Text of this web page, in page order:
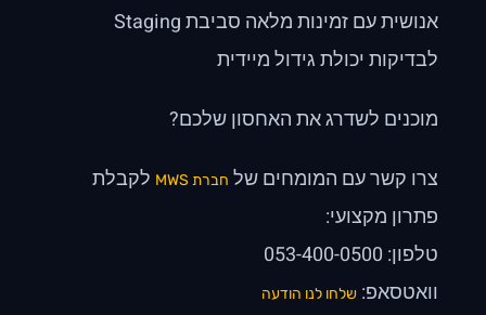
אנושית עם זמינות מלאה סביבת Staging
לבדיקות יכולת גידול מיידית
מוכנים לשדרג את האחסון שלכם?
צרו קשר עם המומחים של חברת MWS
לקבלת
פתרון מקצועי:
טלפון: 053-400-0500
וואטסאפ: שלחו לנו הודעה